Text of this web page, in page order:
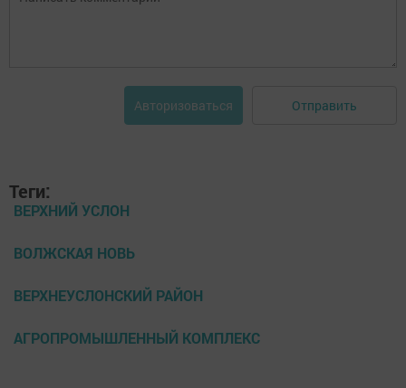
Авторизоваться Отправить
Теги:
ВЕРХНИЙ УСЛОН
ВОЛЖСКАЯ НОВЬ
ВЕРХНЕУСЛОНСКИЙ РАЙОН
АГРОПРОМЫШЛЕННЫЙ КОМПЛЕКС